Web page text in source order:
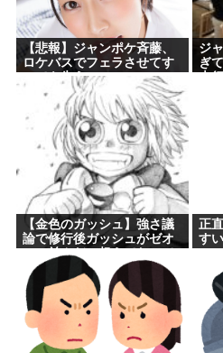
【悲報】ジャンポケ斉藤、
ロケバスでフェラさせてす
べてを失う
ジ
ぎ
【金色のガッシュ】強さ議
論で修行後ガッシュがゼオ
ンに並んだ、超えてたって
意見に納得いかないんだけ
ど
正
す